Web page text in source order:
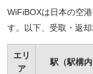
WiFiBOXは日本の空
す。以下、受取・返却
エリ
ア
駅（駅構内